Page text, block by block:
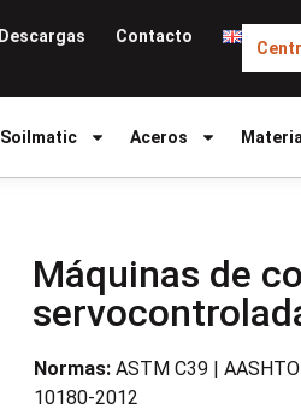
Descargas Contacto
Soilmatic Aceros
Máquinas de
Normas: ASTM C39 |
10180-2012